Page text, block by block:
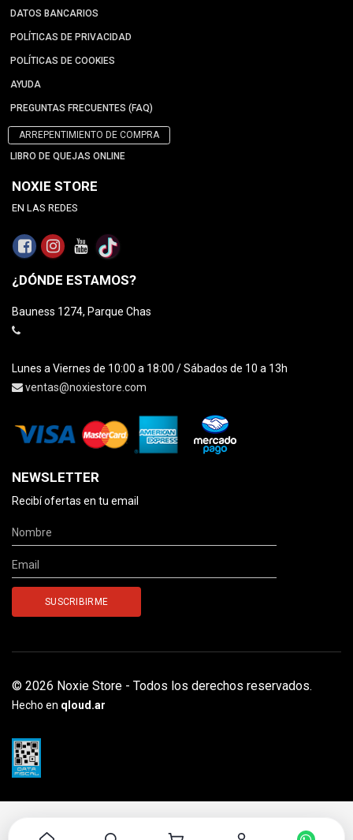
DATOS BANCARIOS
POLÍTICAS DE PRIVACIDAD
POLÍTICAS DE COOKIES
AYUDA
PREGUNTAS FRECUENTES (FAQ)
ARREPENTIMIENTO DE COMPRA
LIBRO DE QUEJAS ONLINE
NOXIE STORE
EN LAS REDES
¿DÓNDE ESTAMOS?
Bauness 1274, Parque Chas
Lunes a Viernes de 10:00 a 18:00 / Sábados de 10 a 13h
ventas@noxiestore.com
NEWSLETTER
Recibí ofertas en tu email
© 2026 Noxie Store - Todos los derechos reservados.
Hecho en qloud.ar